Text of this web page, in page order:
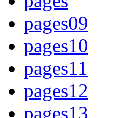
pages09
pages10
pages11
pages12
pages13